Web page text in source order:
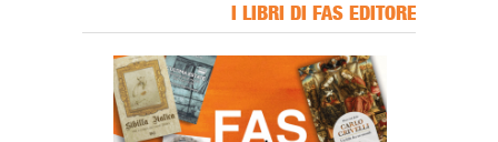
I LIBRI DI FAS EDITORE